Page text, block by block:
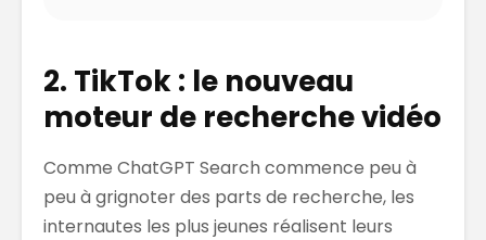
2. TikTok : le nouveau
moteur de recherche vidéo
Comme ChatGPT Search commence peu à
peu à grignoter des parts de recherche, les
internautes les plus jeunes réalisent leurs